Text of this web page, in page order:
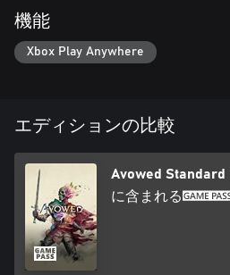
旅の途中で出会う仲間たち
独自の技を持つ、多種多様な種族の仲
ます。 元傭兵からエキセントリック
「Microsoft」、「Obsidian
Entertainment」のロゴ、および「
ープの商標です。その他のすべての
に帰属します。プレイには、
イバシー ステートメントへの合意が
フォームプレイには、Microsoftアカ
す。インターネット接続が必要です
機能
Xbox Play Anywhere
エディションの比較
Avowed Standard
に含まれる